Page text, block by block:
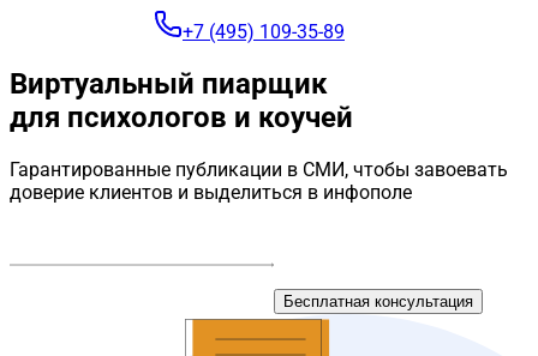
+7 (495) 109-35-89
Виртуальный пиарщик
для психологов и коучей
Гарантированные публикации в СМИ, чтобы завоевать
доверие клиентов и выделиться в инфополе
Бесплатная консультация